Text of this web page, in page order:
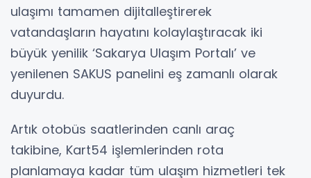
ulaşımı tamamen dijitalleştirerek
vatandaşların hayatını kolaylaştıracak iki
büyük yenilik ‘Sakarya Ulaşım Portalı’ ve
yenilenen SAKUS panelini eş zamanlı olarak
duyurdu.
Artık otobüs saatlerinden canlı araç
takibine, Kart54 işlemlerinden rota
planlamaya kadar tüm ulaşım hizmetleri tek